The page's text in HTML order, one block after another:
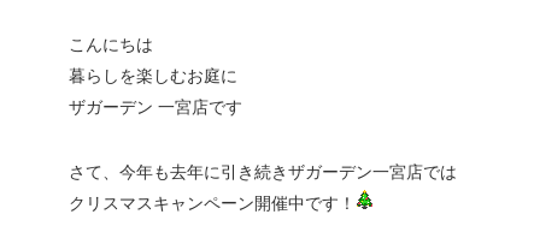
こんにちは
暮らしを楽しむお庭に
ザガーデン 一宮店です
さて、今年も去年に引き続きザガーデン一宮店では
クリスマスキャンペーン開催中です！